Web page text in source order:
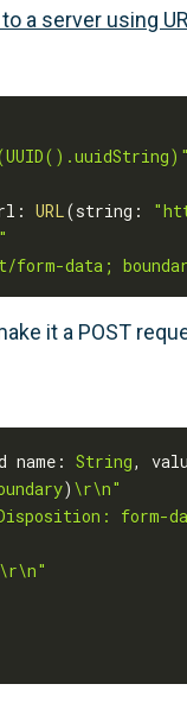
a server using
: URL(string :
form-data;
it a POST
name: String,
) \r\n"
form-
\r\n"